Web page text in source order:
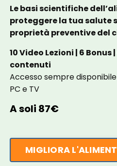
Le basi scientifiche
proteggere la tua salute
proprietà preventive del
10 Video Lezioni | 6 Bonus
contenuti
Accesso sempre
PC e TV
A soli 87€
MIGLIORA